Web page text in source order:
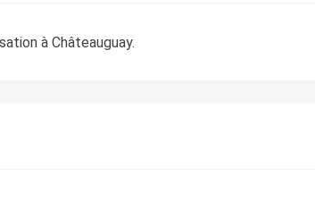
à Châteauguay.